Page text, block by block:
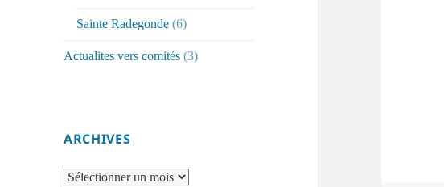
Sainte Radegonde (6)
Actualites vers comités (3)
ARCHIVES
Archives